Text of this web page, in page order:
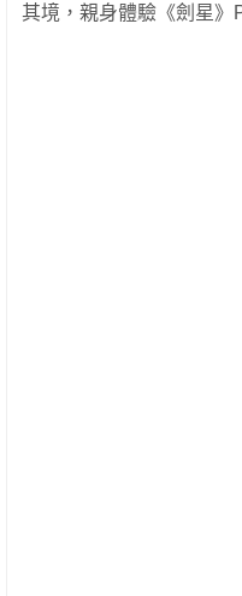
其境，親身體驗《劍星》